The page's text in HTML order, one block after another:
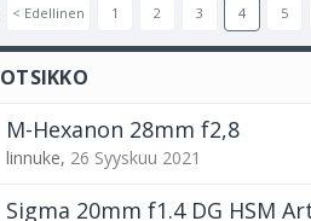
< Edellinen 1 2 3 4 5
OTSIKKO
M-Hexanon 28mm f2,8
linnuke, 26 Syyskuu 2021
Sigma 20mm f1.4 DG HSM